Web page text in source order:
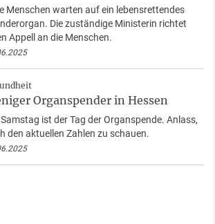
Menschen warten auf ein lebensrettendes
Die zuständige Ministerin richtet
Appell an die Menschen.
Organspender in Hessen
ist der Tag der Organspende. Anlass,
den aktuellen Zahlen zu schauen.